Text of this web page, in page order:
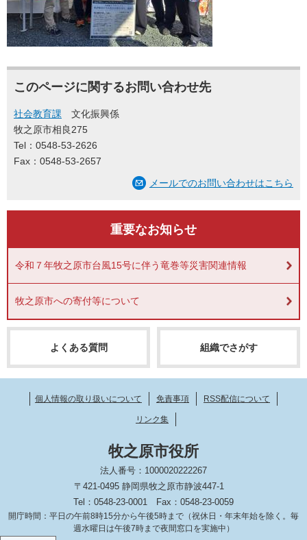
このページに関するお問い合わせ先
社会教育課
文化振興係
牧之原市相良275
Tel：0548-53-2626
Fax：0548-53-2657
メールでのお問い合わせはこちら
重要なお知らせ
令和７年牧之原市台風15号に伴う竜巻等災害関連情報
牧之原市への寄付等について
よくある質問 組織でさがす
個人情報の取り扱いについて 免責事項 RSS配信について
リンク集
牧之原市役所
法人番号：1000020222267
〒421-0495 静岡県牧之原市静波447-1
Tel：0548-23-0001
Fax：0548-23-0059
開庁時間：平日の午前8時15分から午後5時まで（祝休日・年末年始を除く。毎
週水曜日は午後7時まで夜間窓口を実施中）